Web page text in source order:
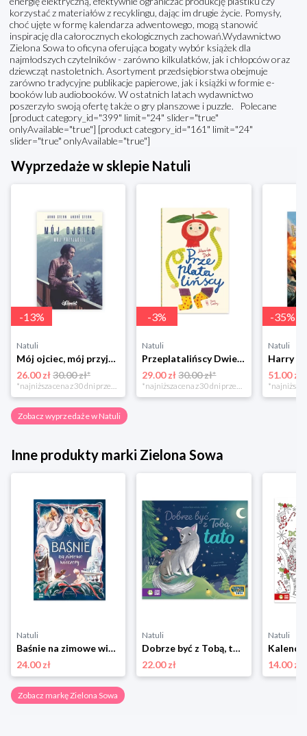
korzystać z materiałów z recyklingu, dając im drugie życie. Pomysły,
choć ujęte w formę kalendarza adwentowego, mogą stanowić
inspirację dla całorocznych ekologicznych zachowań.Wydawnictwo
Zielona Sowa to oficyna oferująca bogaty wybór książek dla
najmłodszych czytelników - zarówno kilkulatków, jak i chłopców oraz
dziewcząt nastoletnich. Asortyment przedsiębiorstwa obejmuje
zarówno tradycyjne publikacje papierowe, jak i książki w formie e-
booków lub audiobooków. W ostatnich latach wydawnictwo
poszerzyło swoją ofertę także o gry planszowe i puzzle. Polecane
[product category_id="399" limit="24" slider="true"
onlyAvailable="true"] [product category_id="161" limit="24"
slider="true" onlyAvailable="true"]
Wyprzedaże w sklepie Natuli
-13%
Natuli
Mój ojciec, mój przyjaciel Element
26.00 zł30.00 zł*
*najniższa cena z 30 dni przed obniżką
-3%
Natuli
Przeplatalińscy Dwie siostry
29.00 zł 30.00 zł*
*najniższa cena z 30 dni przed obniżką
-35%
Natuli
51.00 zł
Zobacz wyprzedaże w Natuli
Inne produkty marki Zielona Sowa
Natuli
Baśnie na zimowe wieczory Zielona sowa
24.00 zł
Natuli
Dobrze być z Tobą, tato Zielona sowa
22.00 zł
Natuli
14.00 zł
Zobacz markę Zielona Sowa